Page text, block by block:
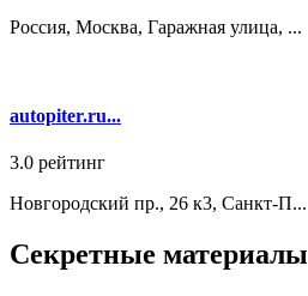
Россия, Москва, Гаражная улица, ...
autopiter.ru...
3.0 рейтинг
Новгородский пр., 26 к3, Санкт-П...
Секретные материалы